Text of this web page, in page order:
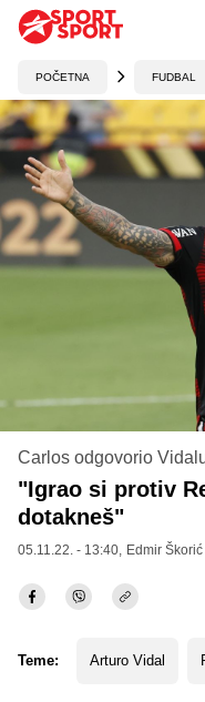
POČETNA FUDBAL
Carlos odgovorio
"Igrao si protiv
dotakneš"
05.11.22. - 13:40, Edmir Škorić
Teme: Arturo Vidal